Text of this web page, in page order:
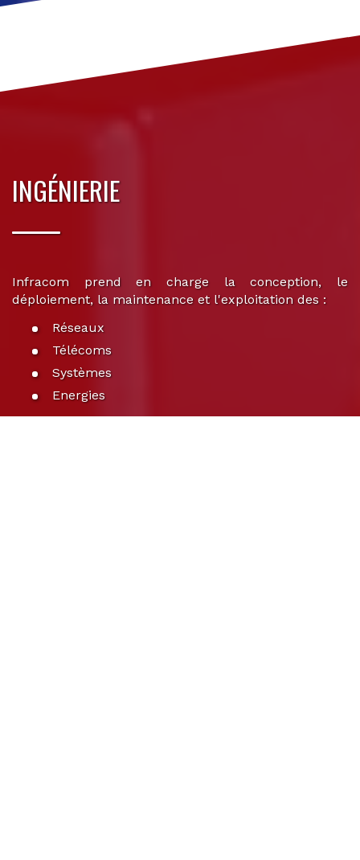
INGÉNIERIE
Infracom prend en charge la conception, le
déploiement, la maintenance et l'exploitation des :
Réseaux
Télécoms
Systèmes
Energies